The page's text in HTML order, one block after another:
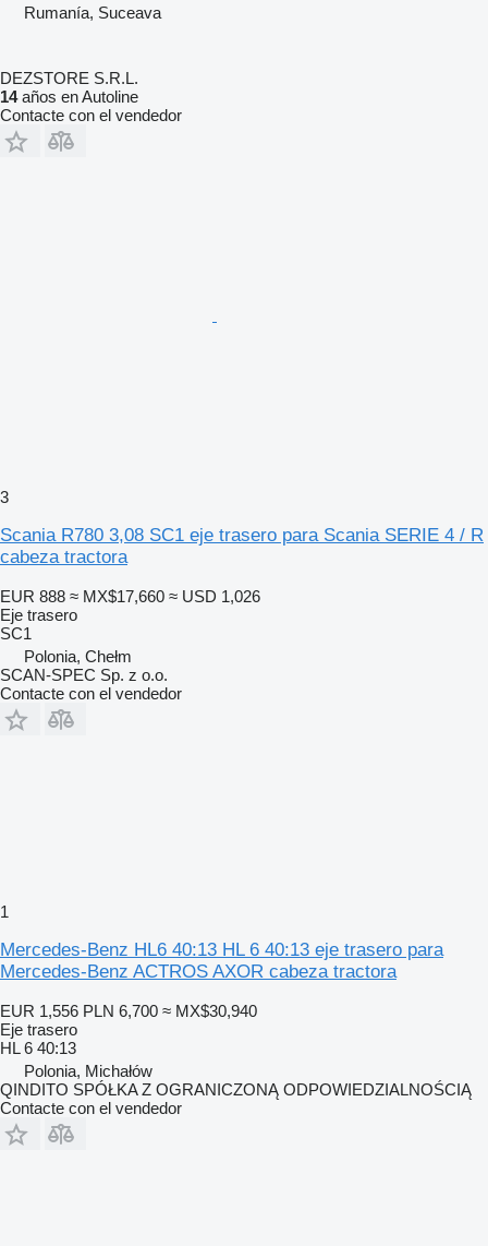
Rumanía, Suceava
DEZSTORE S.R.L.
14años en Autoline
Contacte con el vendedor
3
Scania R780 3,08 SC1 eje trasero para Scania SERIE 4 / R
cabeza tractora
EUR 888 ≈ MX$17,660 ≈ USD 1,026
Eje trasero
SC1
Polonia, Chełm
SCAN-SPEC Sp. z o.o.
Contacte con el vendedor
1
Mercedes-Benz HL6 40:13 HL 6 40:13 eje trasero para
Mercedes-Benz ACTROS AXOR cabeza tractora
EUR 1,556 PLN 6,700 ≈ MX$30,940
Eje trasero
HL 6 40:13
Polonia, Michałów
QINDITO SPÓŁKA Z OGRANICZONĄ ODPOWIEDZIALNOŚCIĄ
Contacte con el vendedor